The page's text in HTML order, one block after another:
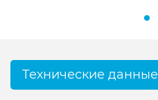
Технические данные